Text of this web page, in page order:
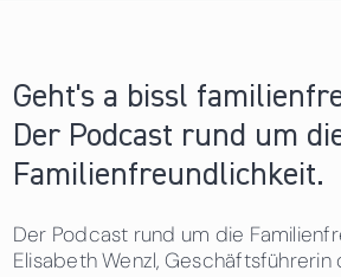
Geht's a bissl
Der Podcast rund um
Familienfreundlichkeit.
Der Podcast rund um die
Elisabeth Wenzl, Geschäftsführerin